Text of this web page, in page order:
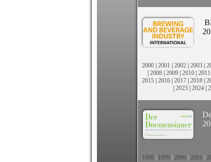
2000 | 2001 | 2002 | 2003 |
| 2008 | 2009 | 2010 | 2011
2015 | 2016 | 2017 | 2018 |
| 2023| 2024|
1998 1999 2000 2001